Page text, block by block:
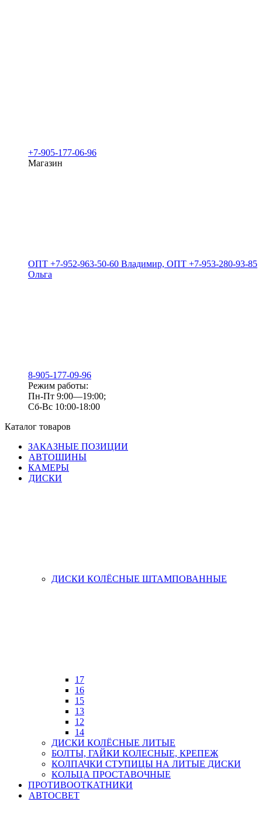
+7-905-177-06-96
Магазин
ОПТ +7-952-963-50-60 Владимир, ОПТ +7-953-280-93-85
Ольга
8-905-177-09-96
Режим работы:
Пн-Пт 9:00—19:00;
Сб-Вс 10:00-18:00
Каталог товаров
ЗАКАЗНЫЕ ПОЗИЦИИ
АВТОШИНЫ
КАМЕРЫ
ДИСКИ
ДИСКИ КОЛЁСНЫЕ ШТАМПОВАННЫЕ
17
16
15
13
12
14
ДИСКИ КОЛЁСНЫЕ ЛИТЫЕ
БОЛТЫ, ГАЙКИ КОЛЕСНЫЕ, КРЕПЕЖ
КОЛПАЧКИ СТУПИЦЫ НА ЛИТЫЕ ДИСКИ
КОЛЬЦА ПРОСТАВОЧНЫЕ
ПРОТИВООТКАТНИКИ
АВТОСВЕТ